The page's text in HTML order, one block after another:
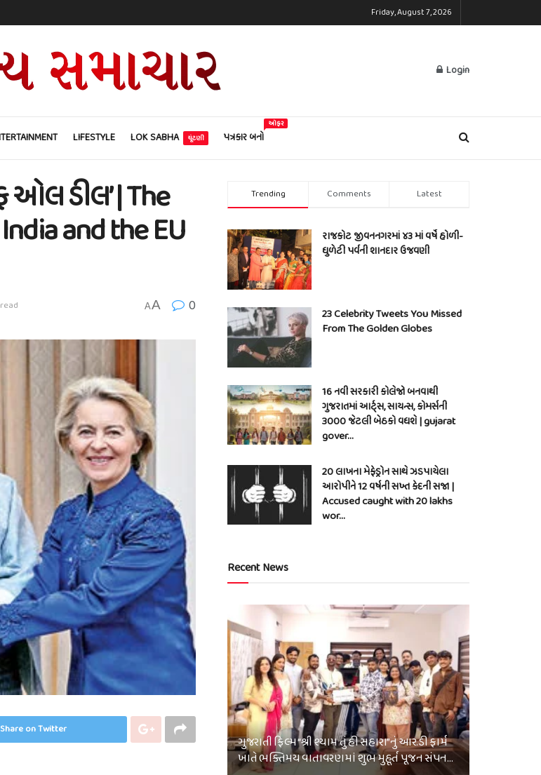
Friday, August 7, 2026
Login
LIFESTYLE LOK SABHA ચૂંટણી પત્રકાર બનો
ઓફર
ડીલ’ | The
and the EU
AA 0
Share on Twitter
Trending Comments Latest
રાજકોટ જીવનનગરમાં ૪૩ માં વર્ષે હોળી-
ધુળેટી પર્વની શાનદાર ઉજવણી
23 Celebrity Tweets You Missed
From The Golden Globes
16 નવી સરકારી કોલેજો બનવાથી
ગુજરાતમાં આર્ટ્સ, સાયન્સ, કોમર્સની
3000 જેટલી બેઠકો વધશે | gujarat
gover…
20 લાખના મેફેડ્રોન સાથે ઝડપાયેલા
આરોપીને 12 વર્ષની સખ્ત કેદની સજા |
Accused caught with 20 lakhs
wor…
Recent News
ગુજરાતી ફિલ્મ “શ્રી શ્યામ તું હી સહારા”નું આર.ડી ફાર્મ
ખાતે ભક્તિમય વાતાવરણમાં શુભ મુહૂર્ત પૂજન સંપન…